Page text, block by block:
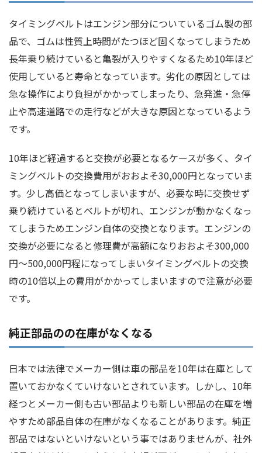
タイミングベルトはエンジン部分についているゴム製の部
品で、ゴムは性質上時間がたつほど固くなってしまうため
長年乗り続けていると亀裂が入りやすくなるため10年ほど
使用していると寿命となっています。劣化の原因としては
急な操作により負担がかかってしまったり、急発進・急停
止や高速道路での走行などが大きな原因となっているよう
です。
10年ほど経過すると交換が必要となるケースが多く、タイ
ミングベルトの交換費用がおおよそ30,000円となっていま
す。少し高価となってしまいますが、必要な時に交換せず
乗り続けているとベルトが切れ、エンジンが動かなくなっ
てしまうためエンジン自体の交換となります。エンジンの
交換が必要になると修理費が高額になりおおよそ300,000
円～500,000円程になってしまいタイミングベルトの交換
時の10倍以上の費用がかかってしまいますので注意が必要
です。
純正部品のの在庫がなくなる
日本では法律でメーカー側は車の部品を10年は在庫として
置いておかなくていけないとされています。しかし、10年
経つとメーカー側も古い部品よりも新しい部品の在庫を増
やすため部品自体の在庫がなくなることがあります。純正
部品ではないといけないという事ではありませんが、社外